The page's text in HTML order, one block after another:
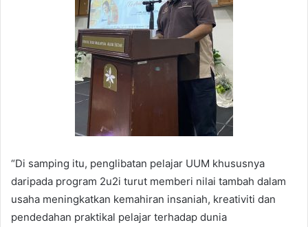
“Di samping itu, penglibatan pelajar UUM khususnya
daripada program 2u2i turut memberi nilai tambah dalam
usaha meningkatkan kemahiran insaniah, kreativiti dan
pendedahan praktikal pelajar terhadap dunia